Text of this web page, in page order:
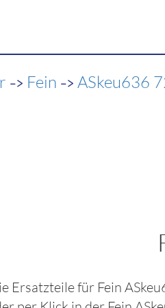
-> Fein ->ASkeu636
Ersatzteile für Fein